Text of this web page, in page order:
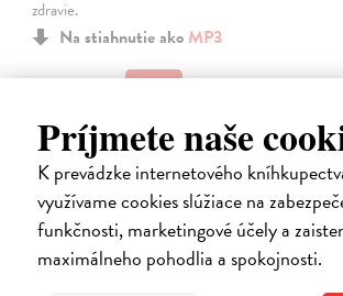
Príjmete naše
K prevádzke internetového
využívame cookies slúžiace na
funkčnosti, marketingové účely a
maximálneho pohodlia a spokojnosti.
zdravie.
Na stiahnutie ako MP3
14,45 €